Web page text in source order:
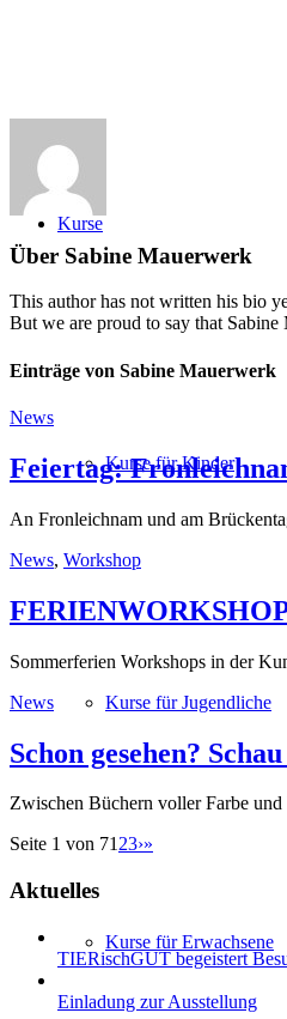
Kurse
Kurse für Kinder
Kurse für Jugendliche
Kurse für Erwachsene
Über Sabine Mauerwerk
This author has not written his bio
But we are proud to say that Sabine
Einträge von Sabine Mauerwerk
News
Feiertag:
An Fronleichnam und am
News, Workshop
Sommerferien Workshops in der
News
Schon gesehen?
Zwischen Büchern voller Farbe und
Seite 1 von 7123›»
Aktuelles
TIERischGUT begeistert
Einladung zur Ausstellung